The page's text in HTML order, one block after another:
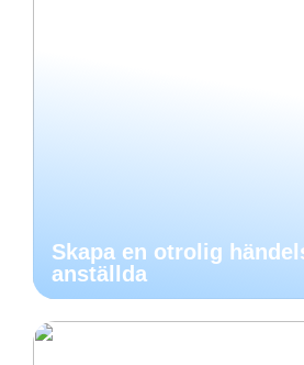
Skapa en otrolig
anställda